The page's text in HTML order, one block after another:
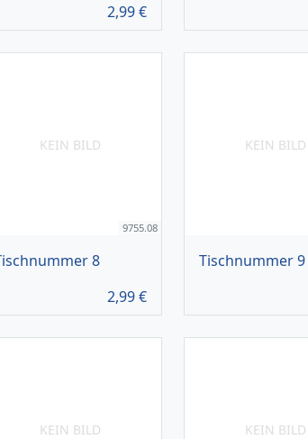
2,99€
KEIN BILD
9755.08
8
2,99€
KEIN BILD
Tischnummer 9
KEIN BILD KEIN BILD